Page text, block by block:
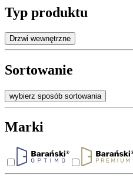
Typ produktu
Drzwi wewnętrzne
Sortowanie
wybierz sposób sortowania
Marki